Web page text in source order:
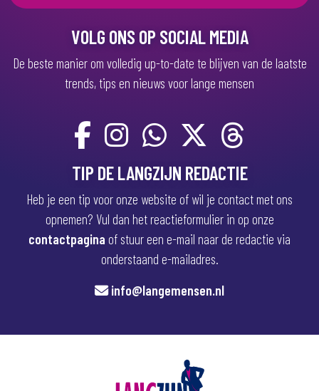
VOLG ONS OP SOCIAL MEDIA
De beste manier om volledig up-to-date te blijven van de laatste
trends, tips en nieuws voor lange mensen
TIP DE LANGZIJN REDACTIE
Heb je een tip voor onze website of wil je contact met ons
opnemen? Vul dan het reactieformulier in op onze
contactpagina of stuur een e-mail naar de redactie via
onderstaand e-mailadres.
info@langemensen.nl